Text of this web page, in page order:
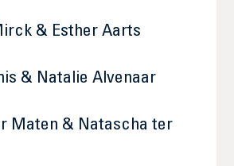
& Esther Aarts
& Natalie Alvenaar
Maten & Natascha ter